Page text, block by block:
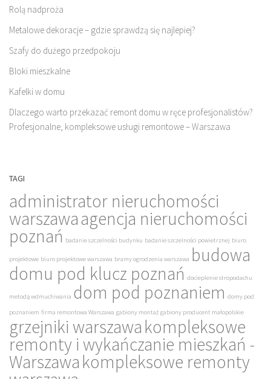
Rolą nadproża
Metalowe dekoracje – gdzie sprawdzą się najlepiej?
Szafy do dużego przedpokoju
Bloki mieszkalne
Kafelki w domu
Dlaczego warto przekazać remont domu w ręce profesjonalistów?
Profesjonalne, kompleksowe usługi remontowe – Warszawa
TAGI
administrator nieruchomości
warszawaagencja nieruchomości
poznań badanie szczelności budynku badanie szczelności powietrznej biuro
projektowe biuro projektowe warszawa bramy ogrodzenia warszawa budowa
domu pod klucz poznań docieplenie stropodachu
metodą wdmuchiwania dom pod poznaniem domy pod
poznaniem firma remontowa Warszawa gabiony montaż gabiony producent małopolskie
grzejniki warszawakompleksowe
remonty i wykańczanie mieszkań -
Warszawakompleksowe remonty